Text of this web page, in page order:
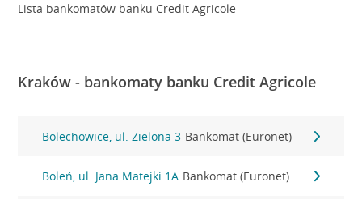
Lista bankomatów banku Credit Agricole
Kraków - bankomaty banku Credit Agricole
Bolechowice, ul. Zielona 3 Bankomat (Euronet)
Boleń, ul. Jana Matejki 1A Bankomat (Euronet)